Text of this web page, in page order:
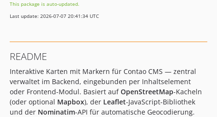
1.0.9
1.0.8
1.0.5
1.0.4
1.0.3
1.0.2
1.0.1
This package is auto-updated.
Last update: 2026-07-07 20:41:34 UTC
README
Interaktive Karten mit Markern für Contao CMS — zentral
verwaltet im Backend, eingebunden per Inhaltselement
oder Frontend-Modul. Basiert aufOpenStreetMap-Kacheln
(oder optional Mapbox), der Leaflet-JavaScript-Bibliothek
und der Nominatim-API für automatische Geocodierung.